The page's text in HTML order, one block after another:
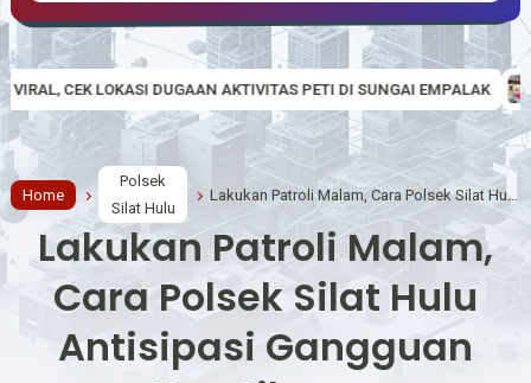
AKTIVITAS PETI DI SUNGAI EMPALAK Polsek Empanang
Home
Polsek
Silat Hulu
Lakukan Patroli Malam, Cara Polsek Silat Hulu Antisipasi Gangguan Kamtibmas
Lakukan Patroli Malam,
Cara Polsek Silat Hulu
Antisipasi Gangguan